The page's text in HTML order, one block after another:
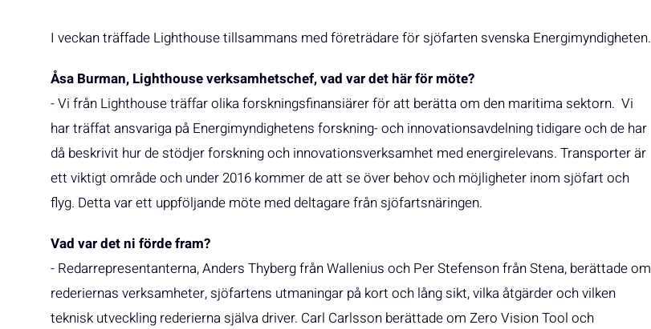
I veckan träffade Lighthouse tillsammans med företrädare för sjöfarten svenska Energimyndigheten.
Åsa Burman, Lighthouse verksamhetschef, vad var det här för möte?
- Vi från Lighthouse träffar olika forskningsfinansiärer för att berätta om den maritima sektorn. Vi
har träffat ansvariga på Energimyndighetens forskning- och innovationsavdelning tidigare och de har
då beskrivit hur de stödjer forskning och innovationsverksamhet med energirelevans. Transporter är
ett viktigt område och under 2016 kommer de att se över behov och möjligheter inom sjöfart och
flyg. Detta var ett uppföljande möte med deltagare från sjöfartsnäringen.
Vad var det ni förde fram?
- Redarrepresentanterna, Anders Thyberg från Wallenius och Per Stefenson från Stena, berättade om
rederiernas verksamheter, sjöfartens utmaningar på kort och lång sikt, vilka åtgärder och vilken
teknisk utveckling rederierna själva driver. Carl Carlsson berättade om Zero Vision Tool och